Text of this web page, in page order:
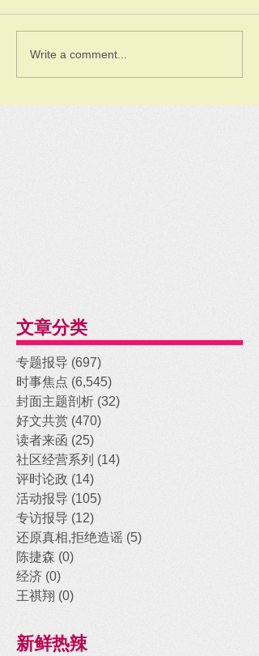
Write a comment...
文章分类
专题报导 (697)
时事焦点 (6,545)
封面主题剖析 (32)
好文共赏 (470)
读者来函 (25)
社区经营系列 (14)
评时论政 (14)
活动报导 (105)
专访报导 (12)
还原真相,拒绝造谣 (5)
陈捷森 (0)
经济 (0)
王祺翔 (0)
新鲜热辣